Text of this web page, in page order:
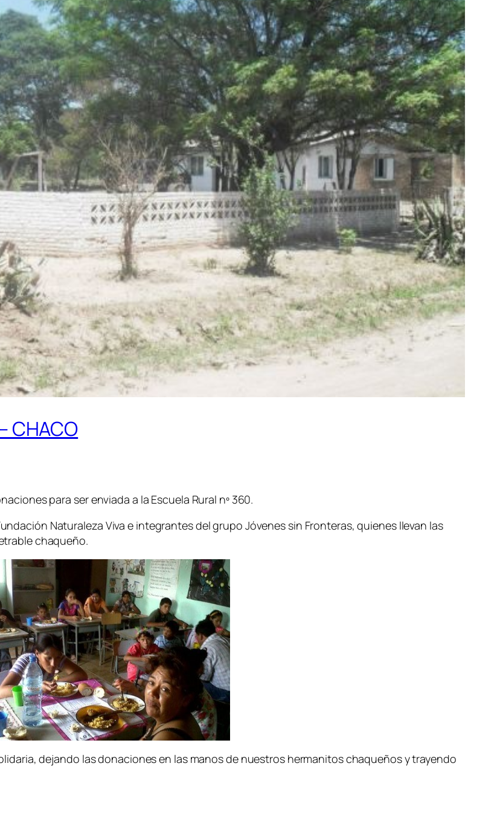
CHACO
para ser enviada a la Escuela Rural nº 360.
Naturaleza Viva e integrantes del grupo Jóvenes sin Fronteras, quienes llevan las
chaqueño.
dejando las donaciones en las manos de nuestros hermanitos chaqueños y trayendo